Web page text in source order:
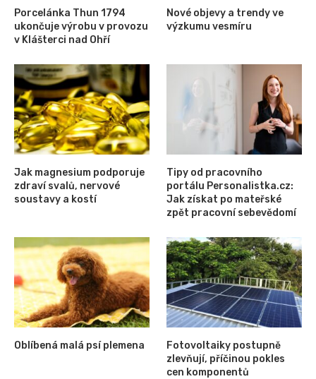
Porcelánka Thun 1794
ukončuje výrobu v provozu
v Klášterci nad Ohří
Nové objevy a trendy ve
výzkumu vesmíru
Jak magnesium podporuje
zdraví svalů, nervové
soustavy a kostí
Tipy od pracovního
portálu Personalistka.cz:
Jak získat po mateřské
zpět pracovní sebevědomí
Oblíbená malá psí plemena
Fotovoltaiky postupně
zlevňují, příčinou pokles
cen komponentů